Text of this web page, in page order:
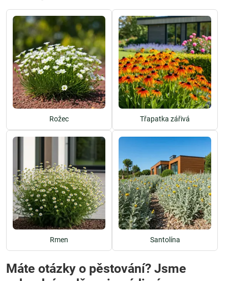
Rožec Třapatka zářivá
Rmen Santolína
Máte otázky o pěstování? Jsme